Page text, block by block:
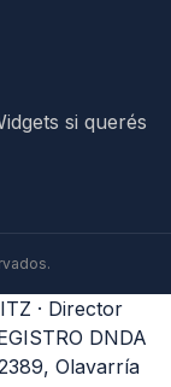
si querés
· Director
DNDA
Olavarría